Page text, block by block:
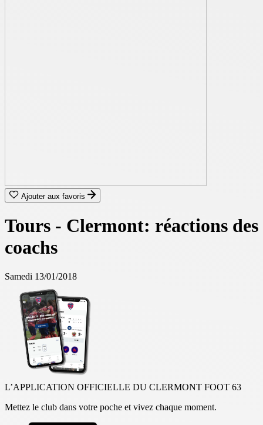
Ajouter aux favoris
Tours - Clermont: réactions des
coachs
Samedi 13/01/2018
L’APPLICATION OFFICIELLE DU CLERMONT FOOT 63
Mettez le club dans votre poche et vivez chaque moment.